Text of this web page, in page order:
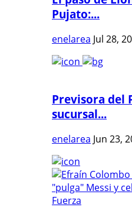
Pujato:...
enelarea Jul 28,
Previsora del
sucursal...
enelarea Jun 23,